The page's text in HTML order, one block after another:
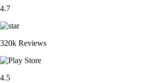
4.7
320k Reviews
4.5